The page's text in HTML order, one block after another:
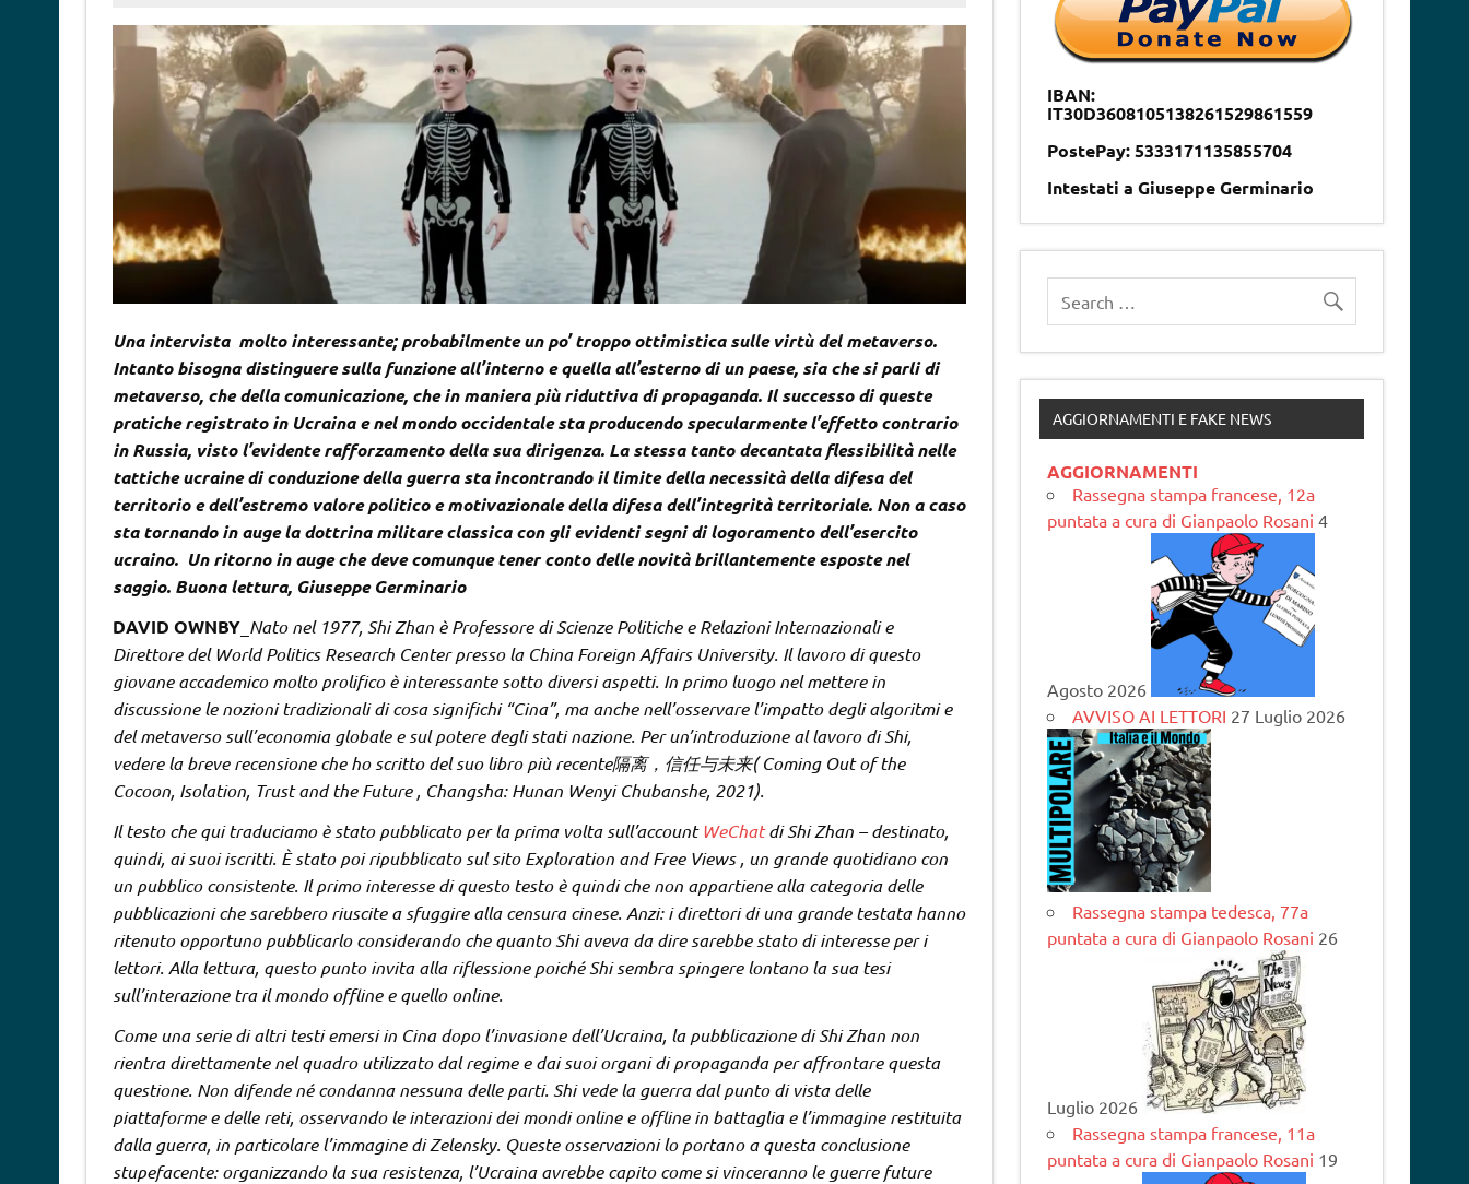
Una intervista molto interessante; probabilmente un po’ troppo ottimistica sulle virtù del metaverso.
Intanto bisogna distinguere sulla funzione all’interno e quella all’esterno di un paese, sia che si parli di
metaverso, che della comunicazione, che in maniera più riduttiva di propaganda. Il successo di queste
pratiche registrato in Ucraina e nel mondo occidentale sta producendo specularmente l’effetto contrario
in Russia, visto l’evidente rafforzamento della sua dirigenza. La stessa tanto decantata flessibilità nelle
tattiche ucraine di conduzione della guerra sta incontrando il limite della necessità della difesa del
territorio e dell’estremo valore politico e motivazionale della difesa dell’integrità territoriale. Non a caso
sta tornando in auge la dottrina militare classica con gli evidenti segni di logoramento dell’esercito
ucraino. Un ritorno in auge che deve comunque tener conto delle novità brillantemente esposte nel
saggio. Buona lettura, Giuseppe Germinario
DAVID OWNBY_ Nato nel 1977, Shi Zhan è Professore di Scienze Politiche e Relazioni Internazionali e
Direttore del World Politics Research Center presso la China Foreign Affairs University. Il lavoro di questo
giovane accademico molto prolifico è interessante sotto diversi aspetti. In primo luogo nel mettere in
discussione le nozioni tradizionali di cosa significhi “Cina”, ma anche nell’osservare l’impatto degli algoritmi e
del metaverso sull’economia globale e sul potere degli stati nazione. Per un’introduzione al lavoro di Shi,
vedere la breve recensione che ho scritto del suo libro più recente隔离，信任与未来( Coming Out of the
Cocoon, Isolation, Trust and the Future , Changsha: Hunan Wenyi Chubanshe, 2021).
Il testo che qui traduciamo è stato pubblicato per la prima volta sull’accountWeChatdi Shi Zhan – destinato,
quindi, ai suoi iscritti. È stato poi ripubblicato sul sito Exploration and Free Views , un grande quotidiano con
un pubblico consistente. Il primo interesse di questo testo è quindi che non appartiene alla categoria delle
pubblicazioni che sarebbero riuscite a sfuggire alla censura cinese. Anzi: i direttori di una grande testata hanno
ritenuto opportuno pubblicarlo considerando che quanto Shi aveva da dire sarebbe stato di interesse per i
lettori. Alla lettura, questo punto invita alla riflessione poiché Shi sembra spingere lontano la sua tesi
sull’interazione tra il mondo offline e quello online.
Come una serie di altri testi emersi in Cina dopo l’invasione dell’Ucraina, la pubblicazione di Shi Zhan non
rientra direttamente nel quadro utilizzato dal regime e dai suoi organi di propaganda per affrontare questa
questione. Non difende né condanna nessuna delle parti. Shi vede la guerra dal punto di vista delle
piattaforme e delle reti, osservando le interazioni dei mondi online e offline in battaglia e l’immagine restituita
dalla guerra, in particolare l’immagine di Zelensky. Queste osservazioni lo portano a questa conclusione
stupefacente: organizzando la sua resistenza, l’Ucraina avrebbe capito come si vinceranno le guerre future
IBAN:
IT30D3608105138261529861559
PostePay: 5333171135855704
Intestati a Giuseppe Germinario
AGGIORNAMENTI E FAKE NEWS
AGGIORNAMENTI
Rassegna stampa francese, 12a
puntata a cura di Gianpaolo Rosani 4
Agosto 2026
AVVISO AI LETTORI 27 Luglio 2026
Rassegna stampa tedesca, 77a
puntata a cura di Gianpaolo Rosani 26
Luglio 2026
Rassegna stampa francese, 11a
puntata a cura di Gianpaolo Rosani 19